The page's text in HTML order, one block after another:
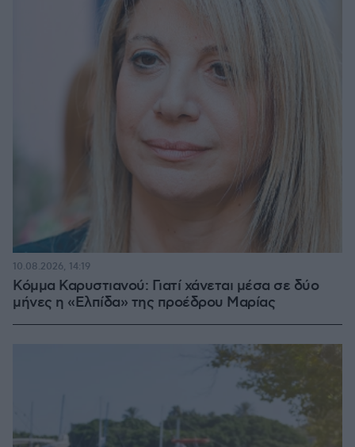
Κόμμα Καρυστιανού: Γιατί χάνεται μέσα σε δύο
μήνες η «Ελπίδα» της προέδρου Μαρίας
10.08.2026, 14:19